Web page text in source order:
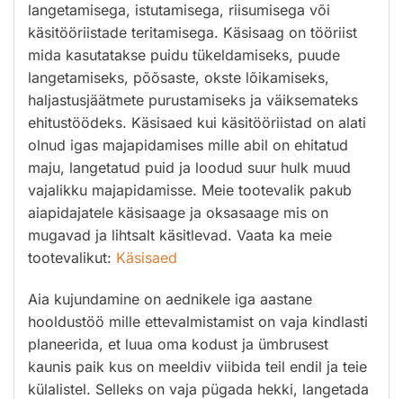
langetamisega, istutamisega, riisumisega või
käsitööriistade teritamisega. Käsisaag on tööriist
mida kasutatakse puidu tükeldamiseks, puude
langetamiseks, põõsaste, okste lõikamiseks,
haljastusjäätmete purustamiseks ja väiksemateks
ehitustöödeks. Käsisaed kui käsitööriistad on alati
olnud igas majapidamises mille abil on ehitatud
maju, langetatud puid ja loodud suur hulk muud
vajalikku majapidamisse. Meie tootevalik pakub
aiapidajatele käsisaage ja oksasaage mis on
mugavad ja lihtsalt käsitlevad. Vaata ka meie
tootevalikut: Käsisaed
Aia kujundamine on aednikele iga aastane
hooldustöö mille ettevalmistamist on vaja kindlasti
planeerida, et luua oma kodust ja ümbrusest
kaunis paik kus on meeldiv viibida teil endil ja teie
külalistel. Selleks on vaja pügada hekki, langetada